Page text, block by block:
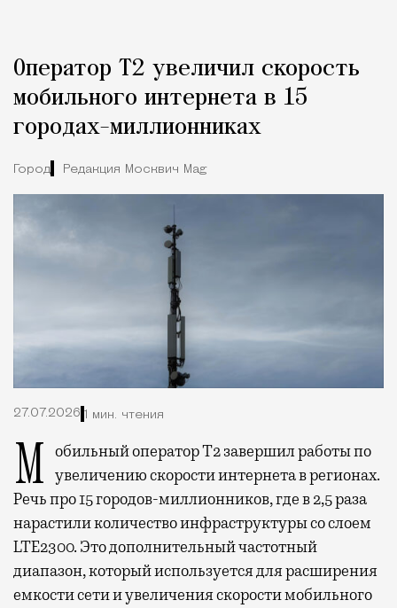
Оператор Т2 увеличил скорость
мобильного интернета в 15
городах-миллионниках
Город Редакция Москвич Mag
27.07.2026 1 мин. чтения
Мобильный оператор Т2 завершил работы по увеличению скорости интернета в регионах.
Речь про 15 городов-миллионников, где в 2,5 раза
нарастили количество инфраструктуры со слоем
LTE2300. Это дополнительный частотный
диапазон, который используется для расширения
емкости сети и увеличения скорости мобильного